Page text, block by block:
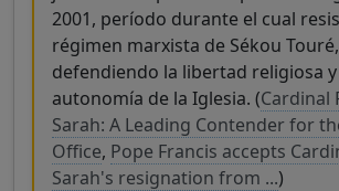
2001, período durante el cual
régimen marxista de Sékou Touré,
defendiendo la libertad religiosa y
autonomía de la Iglesia. (Cardinal
Sarah: A Leading Contender for
Office, Pope Francis accepts
Sarah's resignation from ...)